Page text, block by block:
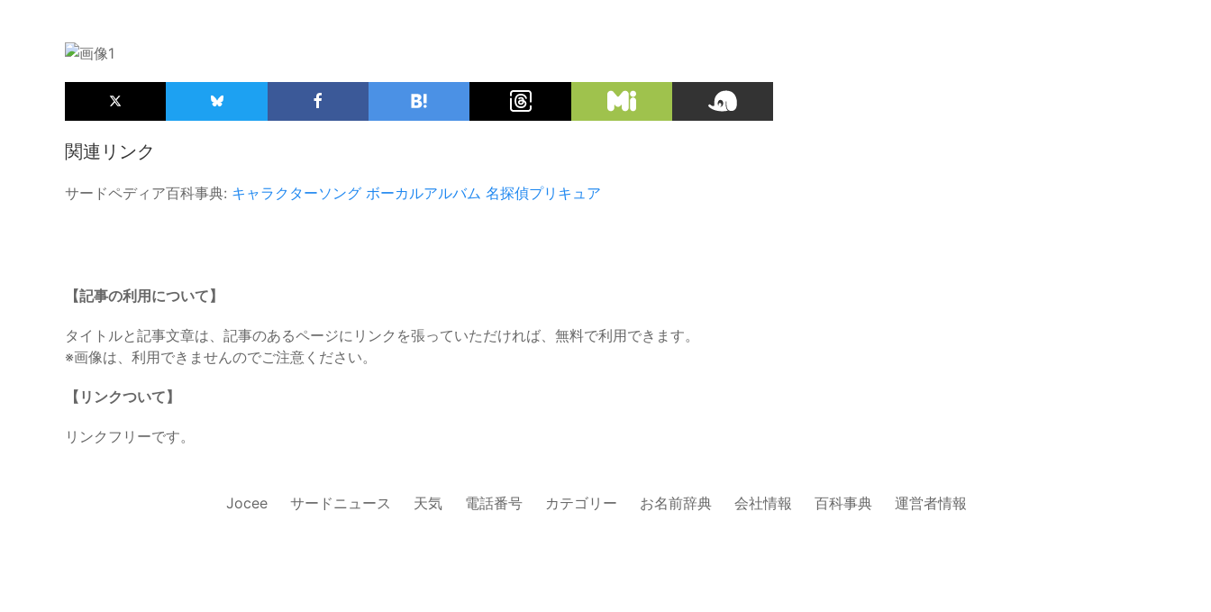
関連リンク
サードペディア百科事典: キャラクターソング ボーカルアルバム 名探偵プリキュア
【記事の利用について】
タイトルと記事文章は、記事のあるページにリンクを張っていただければ、無料で利用できます。
※画像は、利用できませんのでご注意ください。
【リンクついて】
リンクフリーです。
Jocee サードニュース 天気 電話番号 カテゴリー お名前辞典 会社情報 百科事典 運営者情報